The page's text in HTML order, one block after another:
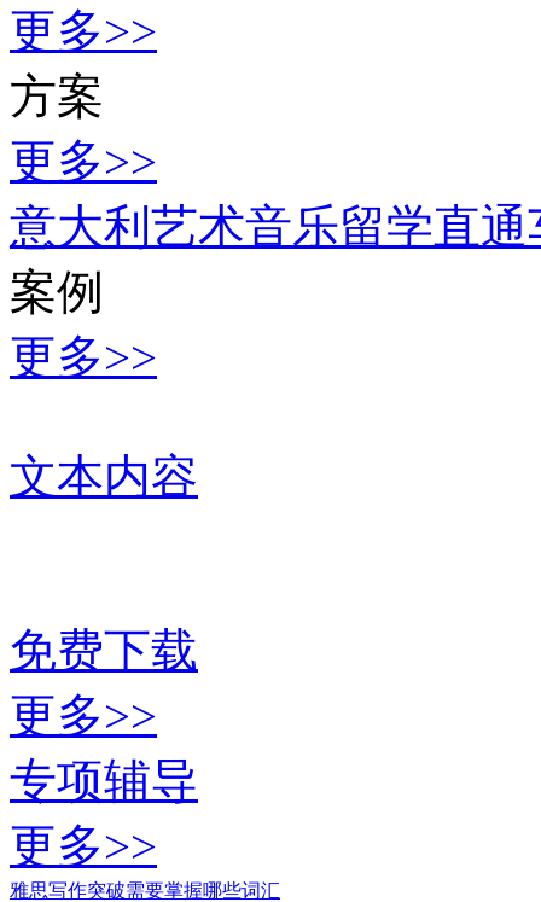
更多>>
方案
更多>>
意大利艺术音乐留学直通
案例
更多>>
文本内容
免费下载
更多>>
专项辅导
更多>>
雅思写作突破需要掌握哪些词汇